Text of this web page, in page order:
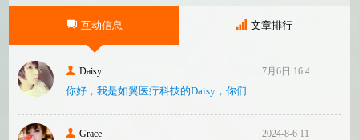
互动信息 文章排行
Daisy 7月6日 16:47
你好，我是如翼医疗科技的Daisy，你们...
Grace 2024-8-6 11:14